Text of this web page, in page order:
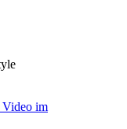
Video im